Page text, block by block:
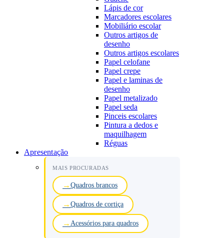
Lápis de cor
Marcadores escolares
Mobiliário escolar
Outros artigos de
desenho
Outros artigos escolares
Papel celofane
Papel crepe
Papel e laminas de
desenho
Papel metalizado
Papel seda
Pinceis escolares
Pintura a dedos e
maquilhagem
Réguas
Apresentação
MAIS PROCURADAS
Quadros brancos
Quadros de cortiça
Acessórios para quadros